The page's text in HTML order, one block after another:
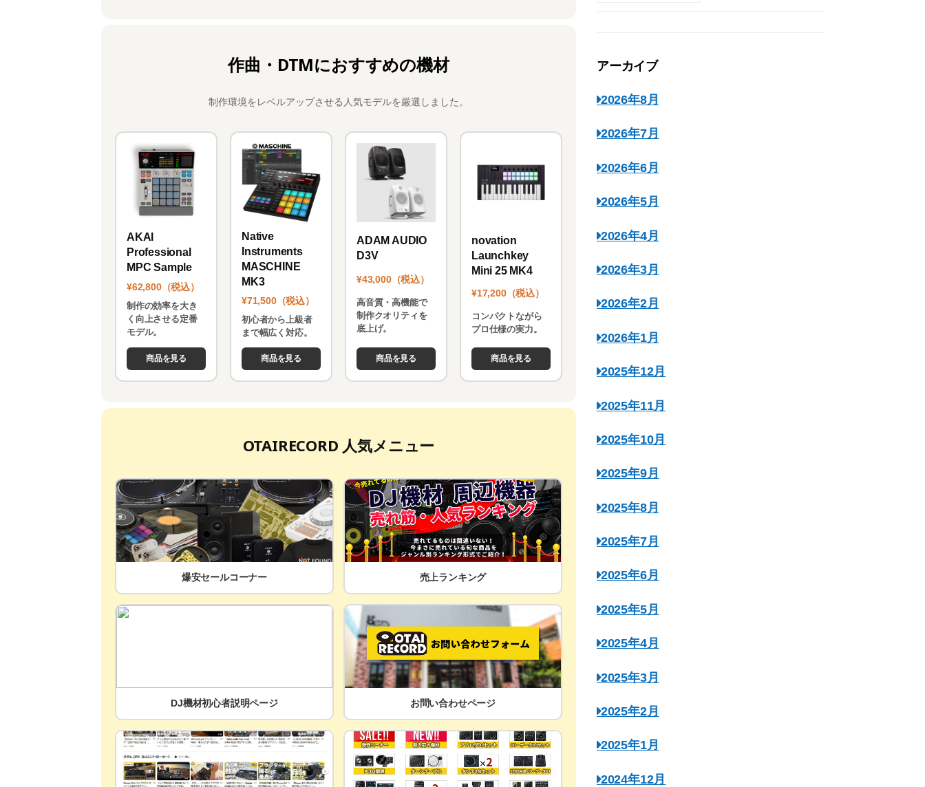
作曲・DTMにおすすめの機材
制作環境をレベルアップさせる人気モデルを厳選しました。
AKAI
Professional
MPC Sample
¥62,800（税込）
制作の効率を大き
く向上させる定番
モデル。
商品を見る
Native
Instruments
MASCHINE
MK3
¥71,500（税込）
初心者から上級者
まで幅広く対応。
商品を見る
ADAM AUDIO
D3V
¥43,000（税込）
高音質・高機能で
制作クオリティを
底上げ。
商品を見る
novation
Launchkey
Mini 25 MK4
¥17,200（税込）
コンパクトながら
プロ仕様の実力。
商品を見る
OTAIRECORD 人気メニュー
爆安セールコーナー 売上ランキング
DJ機材初心者説明ページ お問い合わせページ
アーカイブ
2026年8月
2026年7月
2026年6月
2026年5月
2026年4月
2026年3月
2026年2月
2026年1月
2025年12月
2025年11月
2025年10月
2025年9月
2025年8月
2025年7月
2025年6月
2025年5月
2025年4月
2025年3月
2025年2月
2025年1月
2024年12月